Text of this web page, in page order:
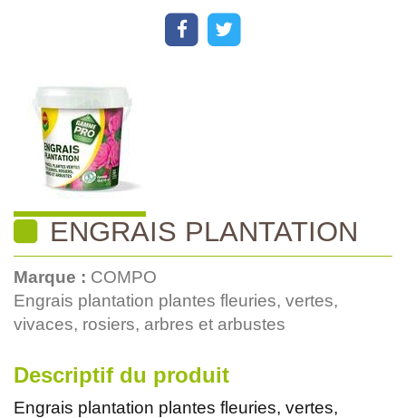
ENGRAIS PLANTATION
Marque : COMPO
Engrais plantation plantes fleuries, vertes,
vivaces, rosiers, arbres et arbustes
Descriptif du produit
Engrais plantation plantes fleuries, vertes,